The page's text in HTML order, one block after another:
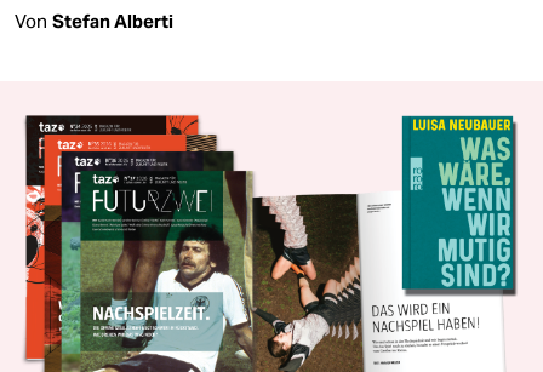
Von Stefan Alberti